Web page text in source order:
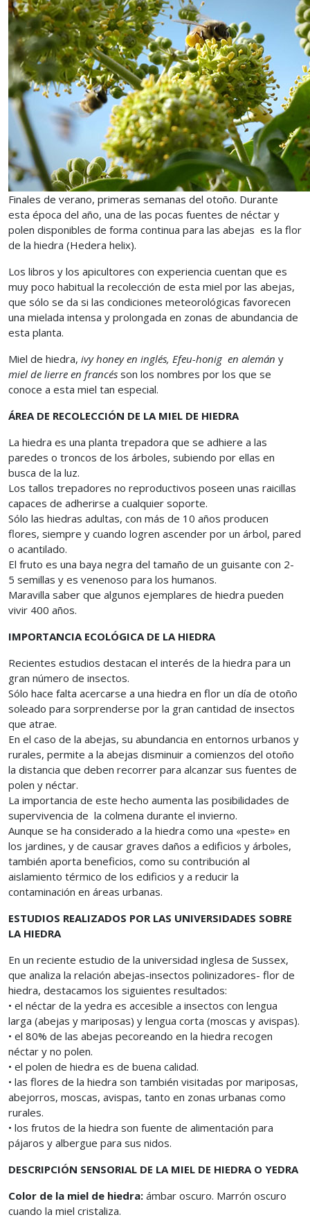
Finales de verano, primeras semanas del otoño. Durante
esta época del año, una de las pocas fuentes de néctar y
polen disponibles de forma continua para las abejas es la flor
de la hiedra (Hedera helix).
Los libros y los apicultores con experiencia cuentan que es
muy poco habitual la recolección de esta miel por las abejas,
que sólo se da si las condiciones meteorológicas favorecen
una mielada intensa y prolongada en zonas de abundancia de
esta planta.
Miel de hiedra, ivy honey en inglés, Efeu-honig en alemán y
miel de lierre en francés son los nombres por los que se
conoce a esta miel tan especial.
ÁREA DE RECOLECCIÓN DE LA MIEL DE HIEDRA
La hiedra es una planta trepadora que se adhiere a las
paredes o troncos de los árboles, subiendo por ellas en
busca de la luz.
Los tallos trepadores no reproductivos poseen unas raicillas
capaces de adherirse a cualquier soporte.
Sólo las hiedras adultas, con más de 10 años producen
flores, siempre y cuando logren ascender por un árbol, pared
o acantilado.
El fruto es una baya negra del tamaño de un guisante con 2-
5 semillas y es venenoso para los humanos.
Maravilla saber que algunos ejemplares de hiedra pueden
vivir 400 años.
IMPORTANCIA ECOLÓGICA DE LA HIEDRA
Recientes estudios destacan el interés de la hiedra para un
gran número de insectos.
Sólo hace falta acercarse a una hiedra en flor un día de otoño
soleado para sorprenderse por la gran cantidad de insectos
que atrae.
En el caso de la abejas, su abundancia en entornos urbanos y
rurales, permite a la abejas disminuir a comienzos del otoño
la distancia que deben recorrer para alcanzar sus fuentes de
polen y néctar.
La importancia de este hecho aumenta las posibilidades de
supervivencia de la colmena durante el invierno.
Aunque se ha considerado a la hiedra como una «peste» en
los jardines, y de causar graves daños a edificios y árboles,
también aporta beneficios, como su contribución al
aislamiento térmico de los edificios y a reducir la
contaminación en áreas urbanas.
ESTUDIOS REALIZADOS POR LAS UNIVERSIDADES SOBRE
LA HIEDRA
En un reciente estudio de la universidad inglesa de Sussex,
que analiza la relación abejas-insectos polinizadores- flor de
hiedra, destacamos los siguientes resultados:
• el néctar de la yedra es accesible a insectos con lengua
larga (abejas y mariposas) y lengua corta (moscas y avispas).
• el 80% de las abejas pecoreando en la hiedra recogen
néctar y no polen.
• el polen de hiedra es de buena calidad.
• las flores de la hiedra son también visitadas por mariposas,
abejorros, moscas, avispas, tanto en zonas urbanas como
rurales.
• los frutos de la hiedra son fuente de alimentación para
pájaros y albergue para sus nidos.
DESCRIPCIÓN SENSORIAL DE LA MIEL DE HIEDRA O YEDRA
Color de la miel de hiedra: ámbar oscuro. Marrón oscuro
cuando la miel cristaliza.